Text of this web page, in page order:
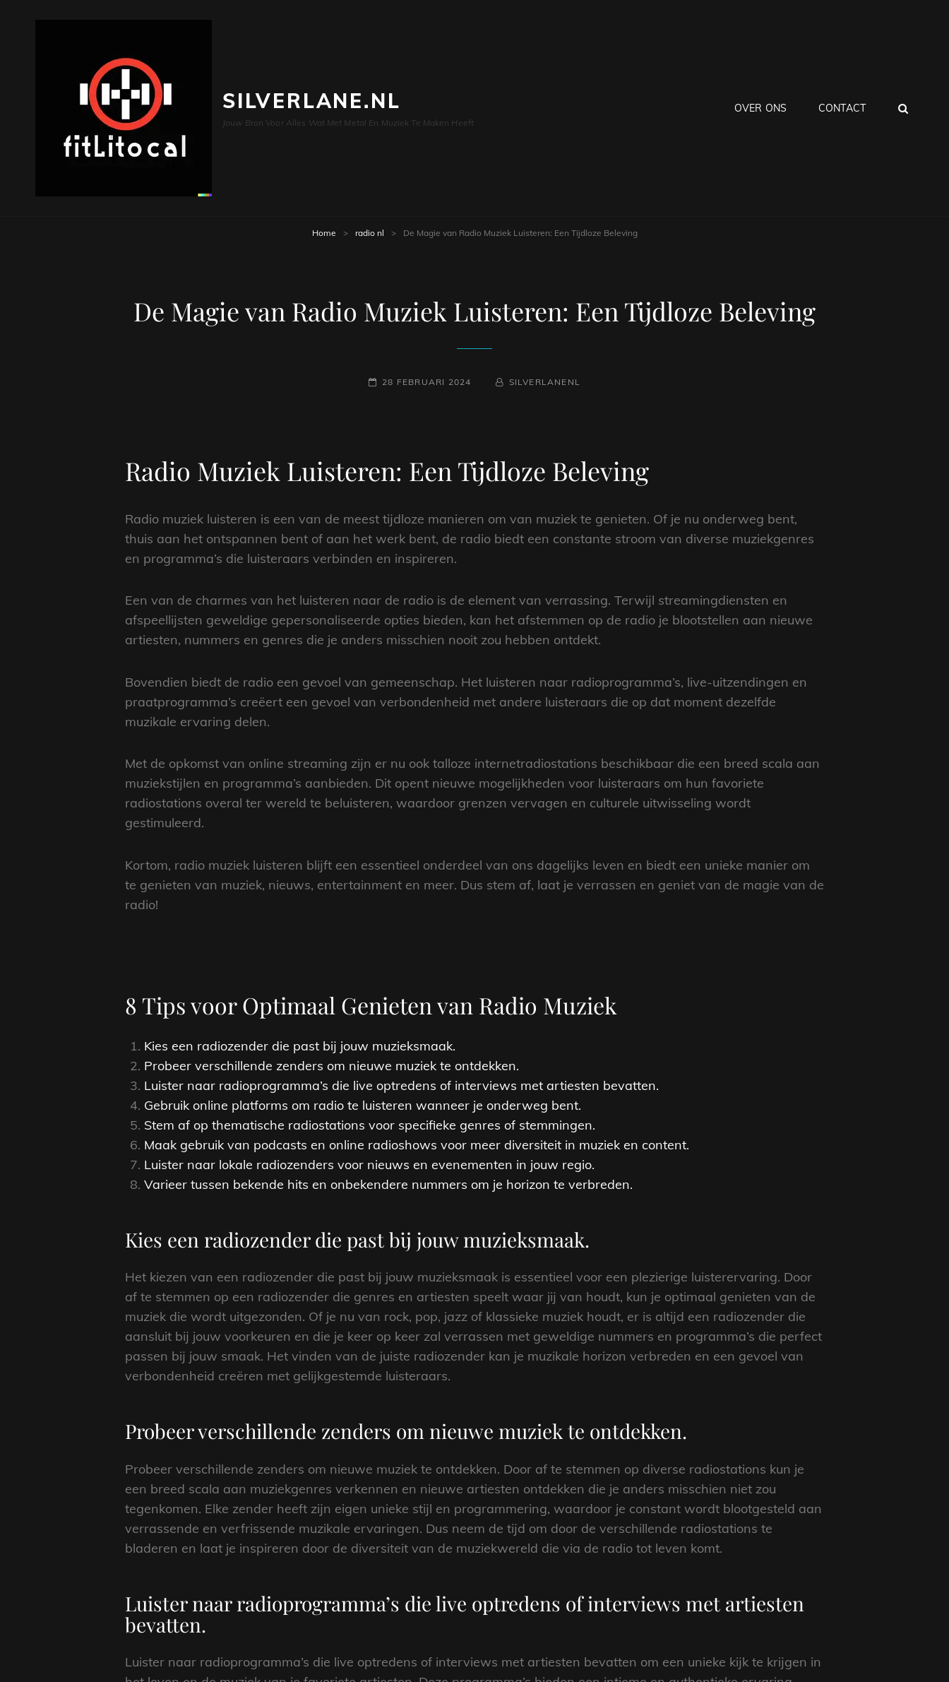
SILVERLANE.NL
Jouw Bron Voor Alles Wat Met Metal En Muziek Te Maken Heeft
OVER ONS CONTACT
Home > radio nl > De Magie van Radio Muziek Luisteren: Een Tijdloze Beleving
De Magie van Radio Muziek Luisteren: Een Tijdloze Beleving
GEPLAATST
28 FEBRUARI 2024 NAAMREGEL
BYLINE
SILVERLANENL
Radio Muziek Luisteren: Een Tijdloze Beleving
Radio muziek luisteren is een van de meest tijdloze manieren om van muziek te genieten. Of je nu onderweg bent,
thuis aan het ontspannen bent of aan het werk bent, de radio biedt een constante stroom van diverse muziekgenres
en programma’s die luisteraars verbinden en inspireren.
Een van de charmes van het luisteren naar de radio is de element van verrassing. Terwijl streamingdiensten en
afspeellijsten geweldige gepersonaliseerde opties bieden, kan het afstemmen op de radio je blootstellen aan nieuwe
artiesten, nummers en genres die je anders misschien nooit zou hebben ontdekt.
Bovendien biedt de radio een gevoel van gemeenschap. Het luisteren naar radioprogramma’s, live-uitzendingen en
praatprogramma’s creëert een gevoel van verbondenheid met andere luisteraars die op dat moment dezelfde
muzikale ervaring delen.
Met de opkomst van online streaming zijn er nu ook talloze internetradiostations beschikbaar die een breed scala aan
muziekstijlen en programma’s aanbieden. Dit opent nieuwe mogelijkheden voor luisteraars om hun favoriete
radiostations overal ter wereld te beluisteren, waardoor grenzen vervagen en culturele uitwisseling wordt
gestimuleerd.
Kortom, radio muziek luisteren blijft een essentieel onderdeel van ons dagelijks leven en biedt een unieke manier om
te genieten van muziek, nieuws, entertainment en meer. Dus stem af, laat je verrassen en geniet van de magie van de
radio!
8 Tips voor Optimaal Genieten van Radio Muziek
Kies een radiozender die past bij jouw muzieksmaak.
Probeer verschillende zenders om nieuwe muziek te ontdekken.
Luister naar radioprogramma’s die live optredens of interviews met artiesten bevatten.
Gebruik online platforms om radio te luisteren wanneer je onderweg bent.
Stem af op thematische radiostations voor specifieke genres of stemmingen.
Maak gebruik van podcasts en online radioshows voor meer diversiteit in muziek en content.
Luister naar lokale radiozenders voor nieuws en evenementen in jouw regio.
Varieer tussen bekende hits en onbekendere nummers om je horizon te verbreden.
Kies een radiozender die past bij jouw muzieksmaak.
Het kiezen van een radiozender die past bij jouw muzieksmaak is essentieel voor een plezierige luisterervaring. Door
af te stemmen op een radiozender die genres en artiesten speelt waar jij van houdt, kun je optimaal genieten van de
muziek die wordt uitgezonden. Of je nu van rock, pop, jazz of klassieke muziek houdt, er is altijd een radiozender die
aansluit bij jouw voorkeuren en die je keer op keer zal verrassen met geweldige nummers en programma’s die perfect
passen bij jouw smaak. Het vinden van de juiste radiozender kan je muzikale horizon verbreden en een gevoel van
verbondenheid creëren met gelijkgestemde luisteraars.
Probeer verschillende zenders om nieuwe muziek te ontdekken.
Probeer verschillende zenders om nieuwe muziek te ontdekken. Door af te stemmen op diverse radiostations kun je
een breed scala aan muziekgenres verkennen en nieuwe artiesten ontdekken die je anders misschien niet zou
tegenkomen. Elke zender heeft zijn eigen unieke stijl en programmering, waardoor je constant wordt blootgesteld aan
verrassende en verfrissende muzikale ervaringen. Dus neem de tijd om door de verschillende radiostations te
bladeren en laat je inspireren door de diversiteit van de muziekwereld die via de radio tot leven komt.
Luister naar radioprogramma’s die live optredens of interviews met artiesten
bevatten.
Luister naar radioprogramma’s die live optredens of interviews met artiesten bevatten om een unieke kijk te krijgen in